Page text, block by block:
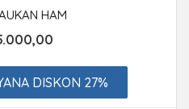
HAM
DISKON 27%